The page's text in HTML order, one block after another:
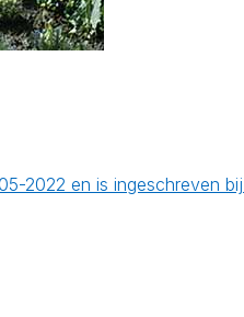
2022 en is ingeschreven